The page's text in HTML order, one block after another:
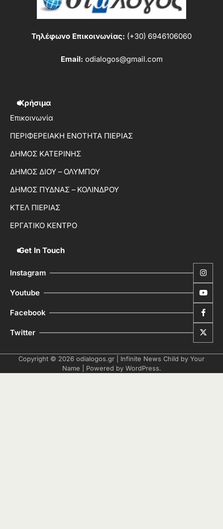
Τηλέφωνο Επικοινωνίας: (+30) 6946106060
Email: odialogos@gmail.com
Χρήσιμα
Επικοινωνία
ΠΕΡΙΦΕΡΕΙΑΚΗ ΕΝΟΤΗΤΑ ΠΙΕΡΙΑΣ
ΔΗΜΟΣ ΚΑΤΕΡΙΝΗΣ
ΔΗΜΟΣ ΔΙΟΥ – ΟΛΥΜΠΟΥ
ΔΗΜΟΣ ΠΥΔΝΑΣ – ΚΟΛΙΝΔΡΟΥ
ΚΤΕΛ ΠΙΕΡΙΑΣ
ΕΡΓΑΤΙΚΟ ΚΕΝΤΡΟ
Get In Touch
Instagram
Youtube
Facebook
Twitter
Copyright © 2026 odialogos.gr | Infinite News Child by Your
Name | Powered by WordPress.